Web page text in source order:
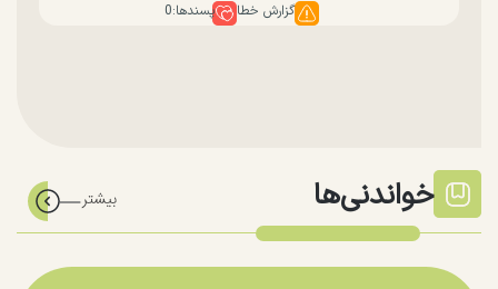
گزارش خطا پسندها:0
خواندنی‌ها